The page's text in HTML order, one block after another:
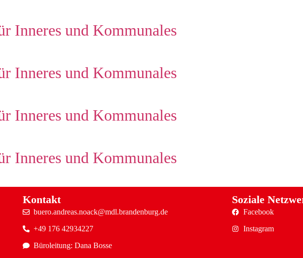
Inneres und Kommunales
Inneres und Kommunales
Inneres und Kommunales
Inneres und Kommunales
Kontakt
buero.andreas.noack@mdl.brandenburg.de
+49 176 42934227
Büroleitung: Dana Bosse
Soziale
Facebook
Instagram